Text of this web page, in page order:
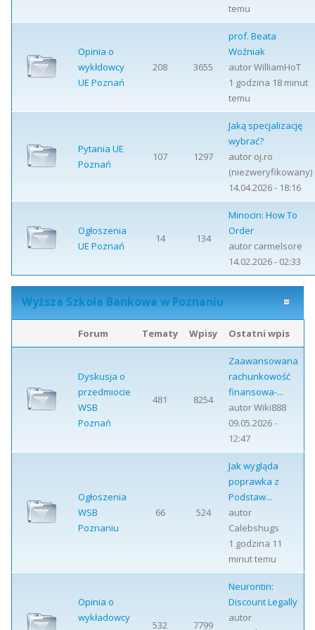
temu
Opinia o
wykłdowcy
UE Poznań
208 3655
prof. Beata
Woźniak
autorWilliamHoT
1 godzina 18 minut
temu
Pytania UE
Poznań
107 1297
Jaką specjalizację
wybrać?
autor oj.ro
(niezweryfikowany)
14.04.2026 - 18:16
Ogłoszenia
UE Poznań
14 134
Minocin: How To
Order
autor carmelsore
14.02.2026 - 02:33
Wyższa Szkoła Bankowa w Poznaniu
Forum Tematy Wpisy Ostatni wpis
Dyskusja o
przedmiocie
WSB
Poznań
481 8254
Zaawansowana
rachunkowość
finansowa-...
autorWiki888
09.05.2026 -
12:47
Ogłoszenia
WSB
Poznaniu
66 524
Jak wygląda
poprawka z
Podstaw...
autor
Calebshugs
1 godzina 11
minut temu
Opinia o
wykładowcy
532 7799
Neurontin:
Discount Legally
autor